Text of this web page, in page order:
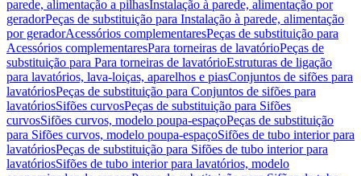
parede, alimentação a pilhasInstalação à parede, alimentação por
geradorPeças de substituição para Instalação à parede, alimentação
por geradorAcessórios complementaresPeças de substituição para
Acessórios complementaresPara torneiras de lavatórioPeças de
substituição para Para torneiras de lavatórioEstruturas de ligação
para lavatórios, lava-loiças, aparelhos e piasConjuntos de sifões para
lavatóriosPeças de substituição para Conjuntos de sifões para
lavatóriosSifões curvosPeças de substituição para Sifões
curvosSifões curvos, modelo poupa-espaçoPeças de substituição
para Sifões curvos, modelo poupa-espaçoSifões de tubo interior para
lavatóriosPeças de substituição para Sifões de tubo interior para
lavatóriosSifões de tubo interior para lavatórios, modelo